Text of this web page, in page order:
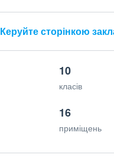
Керуйте сторінкою
10
класів
16
приміщень